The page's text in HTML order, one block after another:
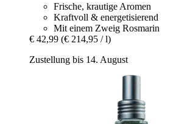
Frische, krautige Aromen
Kraftvoll & energetisierend
Mit einem Zweig Rosmarin
€ 42,99 (€ 214,95 / l)
Zustellung bis 14. August